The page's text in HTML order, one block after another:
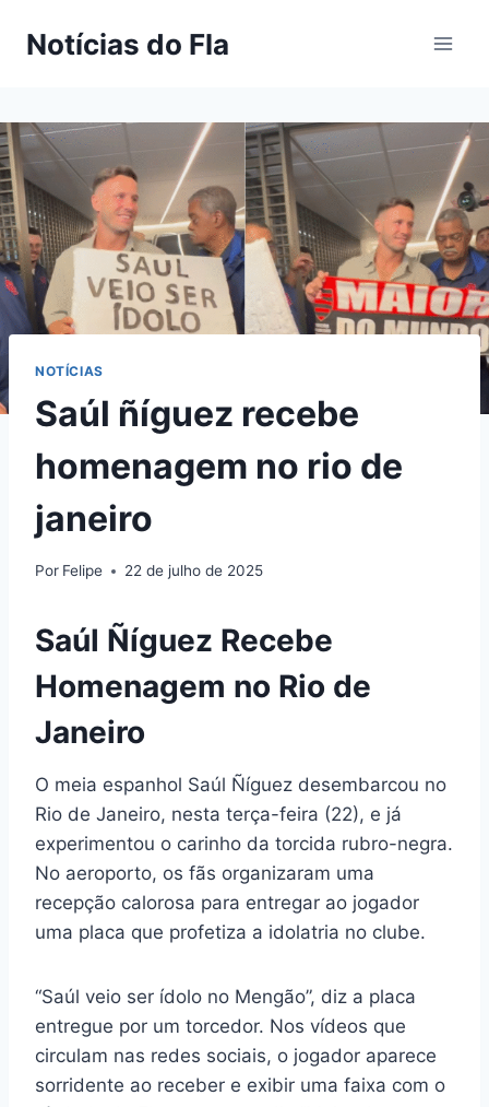
paraNotícias do Fla
NOTÍCIAS
Saúl ñíguez recebe
homenagem no rio de
janeiro
Por Felipe 22 de julho de 2025
Saúl Ñíguez Recebe
Homenagem no Rio de
Janeiro
O meia espanhol Saúl Ñíguez desembarcou no
Rio de Janeiro, nesta terça-feira (22), e já
experimentou o carinho da torcida rubro-negra.
No aeroporto, os fãs organizaram uma
recepção calorosa para entregar ao jogador
uma placa que profetiza a idolatria no clube.
“Saúl veio ser ídolo no Mengão”, diz a placa
entregue por um torcedor. Nos vídeos que
circulam nas redes sociais, o jogador aparece
sorridente ao receber e exibir uma faixa com o